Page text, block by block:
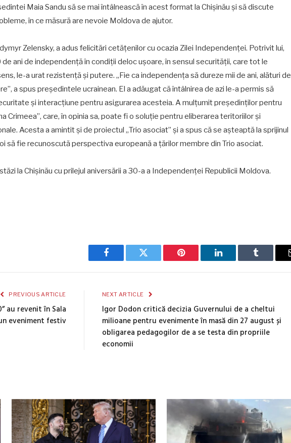
Maia Sandu să se mai întâlnească în acest format la Chișinău și să discute
în ce măsură are nevoie Moldova de ajutor.
Zelensky, a adus felicitări cetățenilor cu ocazia Zilei Independenței. Potrivit lui,
ani de independență în condiții deloc ușoare, în sensul securității, care tot le
le-a urat rezistență și putere. „Fie ca independența să dureze mii de ani, alături de
a spus președintele ucrainean. El a adăugat că întâlnirea de azi le-a permis să
și interacțiune pentru asigurarea acesteia. A mulțumit președinților pentru
Crimeea”, care, în opinia sa, poate fi o soluție pentru eliberarea teritoriilor și
Acesta a amintit și de proiectul „Trio asociat” și a spus că se așteaptă la sprijinul
să fie recunoscută perspectiva europeană a țărilor membre din Trio asociat.
la Chișinău cu prilejul aniversării a 30-a a Independenței Republicii Moldova.
Facebook Twitter Pinterest LinkedIn Tumblr
PREVIOUS ARTICLE
au revenit în Sala
eveniment festiv
NEXT ARTICLE
Igor Dodon critică decizia Guvernului de a cheltui
milioane pentru evenimente în masă din 27 august și
obligarea pedagogilor de a se testa din propriile
economii